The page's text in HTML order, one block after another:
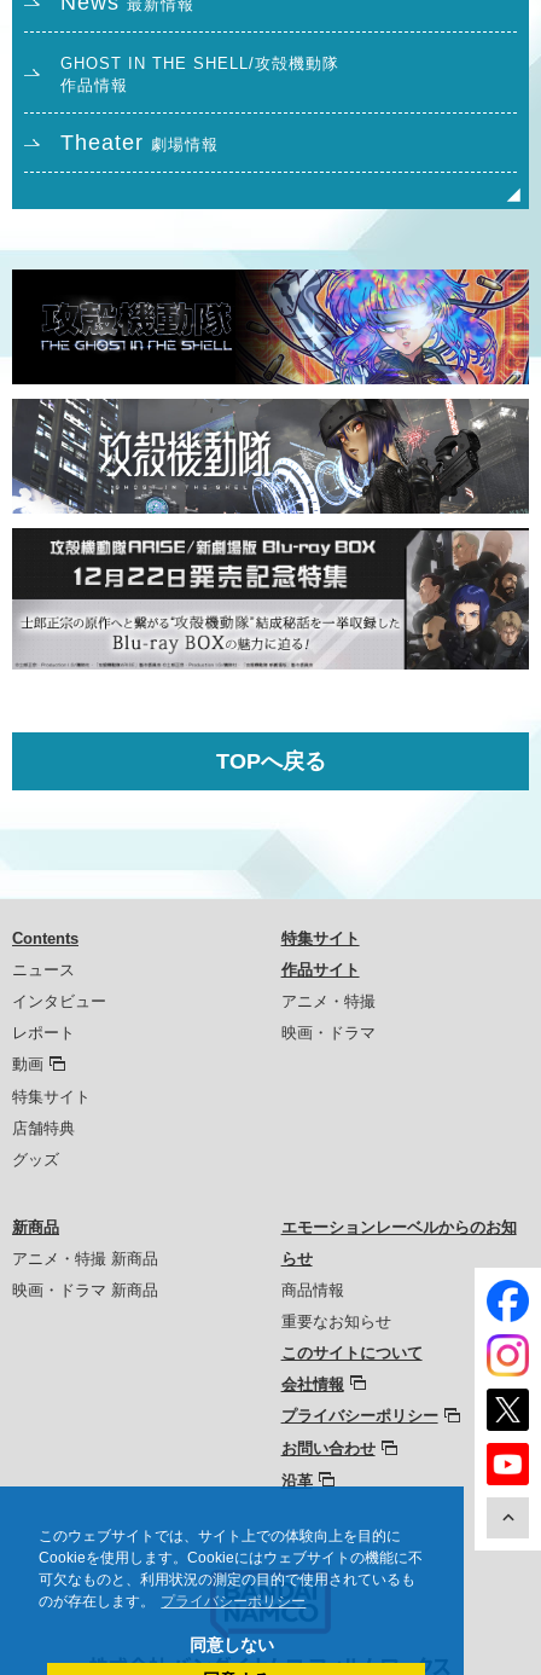
このウェブサイトでは、サイト上での体験向上を目的に
Cookieを使用します。Cookieにはウェブサイトの機能に不
可欠なものと、利用状況の測定の目的で使用されているも
のが存在します。
プライバシーポリシー
同意しない
最新情報
GHOST IN THE SHELL/攻殻機動隊
作品情報
Theater 劇場情報
TOPへ戻る
Contents
ニュース
インタビュー
レポート
動画
特集サイト
店舗特典
グッズ
特集サイト
作品サイト
アニメ・特撮
映画・ドラマ
新商品
アニメ・特撮 新商品
映画・ドラマ 新商品
エモーションレーベルからのお知
らせ
商品情報
重要なお知らせ
このサイトについて
会社情報
プライバシーポリシー
お問い合わせ
沿革